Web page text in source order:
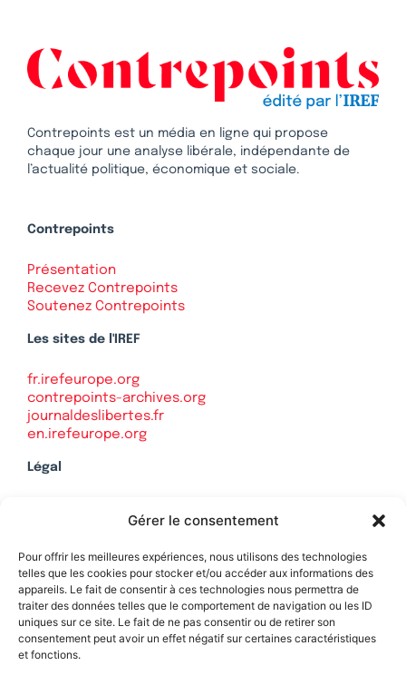
Gérer le consentement
Pour offrir les meilleures expériences, nous utilisons des technologies
telles que les cookies pour stocker et/ou accéder aux informations des
appareils. Le fait de consentir à ces technologies nous permettra de
traiter des données telles que le comportement de navigation ou les ID
uniques sur ce site. Le fait de ne pas consentir ou de retirer son
consentement peut avoir un effet négatif sur certaines caractéristiques
et fonctions.
Contrepoints est un média en ligne qui propose
chaque jour une analyse libérale, indépendante de
l’actualité politique, économique et sociale.
Contrepoints
Présentation
Recevez Contrepoints
Soutenez Contrepoints
Les sites de l'IREF
fr.irefeurope.org
contrepoints-archives.org
journaldeslibertes.fr
en.irefeurope.org
Légal
Politique de confidentialité
Soutenez Contrepoints